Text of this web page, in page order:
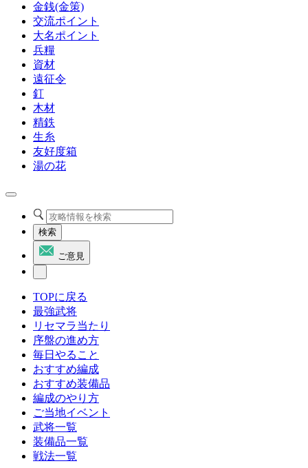
金銭(金策)
交流ポイント
大名ポイント
兵糧
資材
遠征令
釘
木材
精鉄
生糸
友好度箱
湯の花
検索
ご意見
TOPに戻る
最強武将
リセマラ当たり
序盤の進め方
毎日やること
おすすめ編成
おすすめ装備品
編成のやり方
ご当地イベント
武将一覧
装備品一覧
戦法一覧